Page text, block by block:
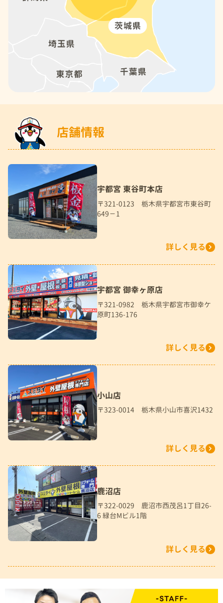
店舗情報
宇都宮 東谷町本店
〒321-0123 栃木県宇都宮市東谷町
649－1
詳しく見る
宇都宮 御幸ヶ原店
〒321-0982 栃木県宇都宮市御幸ケ
原町136-176
詳しく見る
小山店
〒323-0014 栃木県小山市喜沢1432
詳しく見る
鹿沼店
〒322-0029 鹿沼市西茂呂1丁目26-
6 緑台Mビル1階
詳しく見る